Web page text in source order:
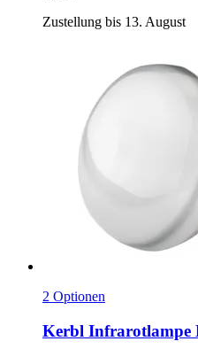
Zustellung bis 13. August
2 Optionen
Kerbl Infrarotlampe